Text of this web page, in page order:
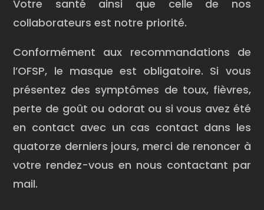
Votre santé ainsi que celle de nos
collaborateurs est notre priorité.
Conformément aux recommandations de
l’OFSP, le masque est obligatoire. Si vous
présentez des symptômes de toux, fièvres,
perte de goût ou odorat ou si vous avez été
en contact avec un cas contact dans les
quatorze derniers jours, merci de renoncer à
votre rendez-vous en nous contactant par
mail.